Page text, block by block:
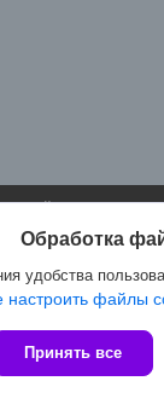
Сайт создан на
Политика
Обработка
удобства
файлы
Принять все
Артмастер.бел |
Select